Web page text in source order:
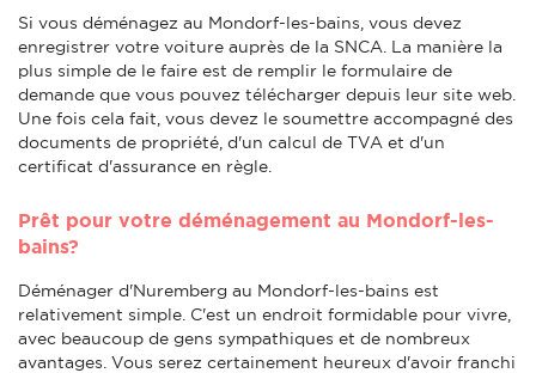
Si vous déménagez au Mondorf-les-bains, vous devez
enregistrer votre voiture auprès de la SNCA. La manière la
plus simple de le faire est de remplir le formulaire de
demande que vous pouvez télécharger depuis leur site web.
Une fois cela fait, vous devez le soumettre accompagné des
documents de propriété, d'un calcul de TVA et d'un
certificat d'assurance en règle.
Prêt pour votre déménagement au Mondorf-les-
bains?
Déménager d'Nuremberg au Mondorf-les-bains est
relativement simple. C'est un endroit formidable pour vivre,
avec beaucoup de gens sympathiques et de nombreux
avantages. Vous serez certainement heureux d'avoir franchi